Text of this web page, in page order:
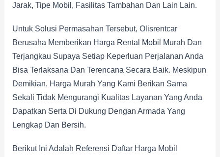
Jarak, Tipe Mobil, Fasilitas Tambahan Dan Lain Lain.
Untuk Solusi Permasahan Tersebut, Olisrentcar
Berusaha Memberikan Harga Rental Mobil Murah Dan
Terjangkau Supaya Setiap Keperluan Perjalanan Anda
Bisa Terlaksana Dan Terencana Secara Baik. Meskipun
Demikian, Harga Murah Yang Kami Berikan Sama
Sekali Tidak Mengurangi Kualitas Layanan Yang Anda
Dapatkan Serta Di Dukung Dengan Armada Yang
Lengkap Dan Bersih.
Berikut Ini Adalah Referensi Daftar Harga Mobil